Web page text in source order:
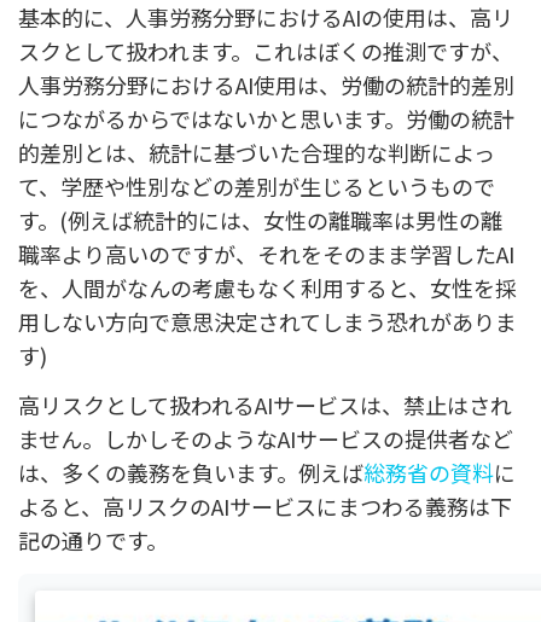
基本的に、人事労務分野におけるAIの使用は、高リ
スクとして扱われます。これはぼくの推測ですが、
人事労務分野におけるAI使用は、労働の統計的差別
につながるからではないかと思います。労働の統計
的差別とは、統計に基づいた合理的な判断によっ
て、学歴や性別などの差別が生じるというもので
す。(例えば統計的には、女性の離職率は男性の離
職率より高いのですが、それをそのまま学習したAI
を、人間がなんの考慮もなく利用すると、女性を採
用しない方向で意思決定されてしまう恐れがありま
す)
高リスクとして扱われるAIサービスは、禁止はされ
ません。しかしそのようなAIサービスの提供者など
は、多くの義務を負います。例えば総務省の資料に
よると、高リスクのAIサービスにまつわる義務は下
記の通りです。